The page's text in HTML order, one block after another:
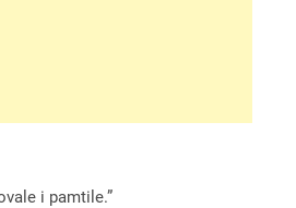
i pamtile.”